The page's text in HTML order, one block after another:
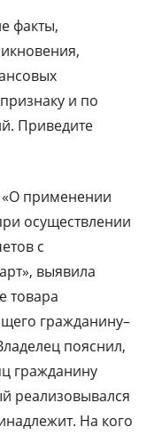
факты,
и по
Приведите
применении
осуществлении
с
выявила
товара
гражданину–
пояснил,
гражданину
реализовывался
На кого